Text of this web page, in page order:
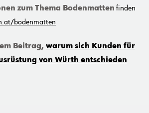
zum Thema Bodenmatten finden
bodenmatten
Beitrag, warum sich Kunden für
von Würth entschieden